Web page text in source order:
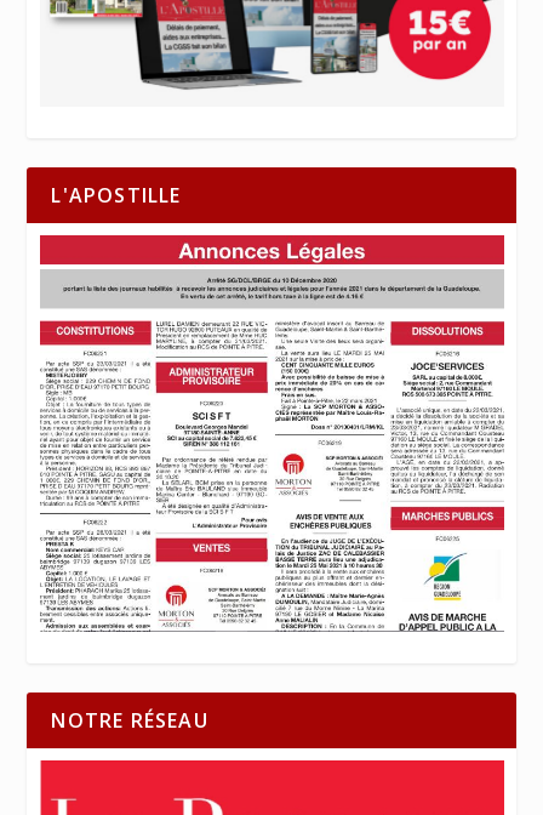
L'APOSTILLE
NOTRE RÉSEAU